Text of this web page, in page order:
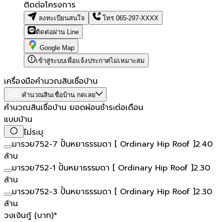
ติดต่อโครงการ
ลงทะเบียนสนใจ โทร 065-297-XXXX
ติดต่อผ่าน Line
Google Map
เข้าสู่ระบบเพื่อแจ้งประกาศไม่เหมาะสม
เครื่องมือคำนวณสินเชื่อบ้าน
คำนวณสินเชื่อบ้าน กดเลย
คำนวณสินเชื่อบ้าน ยอดผ่อนชำระต่อเดือน
แบบบ้าน
ไม่ระบุ
มารวย752-7 ปั้นหยาธรรมดา [ Ordinary Hip Roof ]2.40
ล้าน
มารวย752-1 ปั้นหยาธรรมดา [ Ordinary Hip Roof ]2.30
ล้าน
มารวย752-3 ปั้นหยาธรรมดา [ Ordinary Hip Roof ]2.30
ล้าน
วงเงินกู้ (บาท)*